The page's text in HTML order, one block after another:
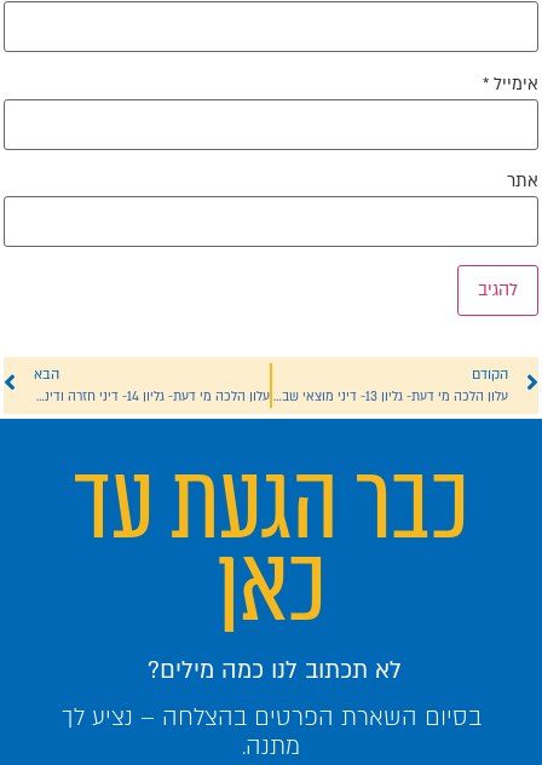
*
הקודם
עלון הלכה מי דעת- גליון 13- דיני מוצאי שבת ודיני חזרה
הבא
עלון הלכה מי דעת- גליון 14- דיני חזרה ודיני בישול
כבר הגעת עד
כאן
לא תכתוב לנו כמה מילים?
בסיום השארת הפרטים בהצלחה – נציע לך
מתנה.